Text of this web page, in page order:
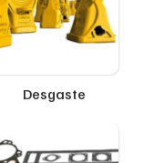
Desgaste